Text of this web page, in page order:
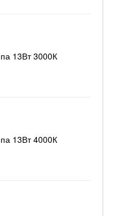
13Вт 3000К
13Вт 4000К